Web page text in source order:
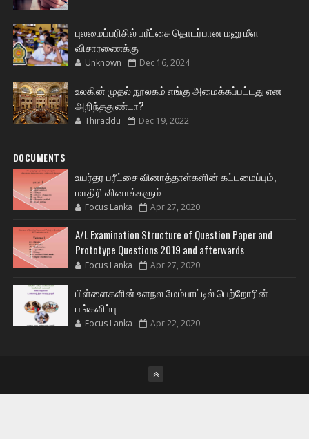
புலமைப்பரிசில் பரீட்சை தொடர்பான மனு மீள
விசாரணைக்கு
Unknown Dec 16, 2024
உலகின் முதல் நூலகம் எங்கு அமைக்கப்பட்டது என
அறிந்ததுண்டா?
Thiraddu Dec 19, 2022
DOCUMENTS
உயர்தர பரீட்சை வினாத்தாள்களின் கட்டமைப்பும்,
மாதிரி வினாக்களும்
Focus Lanka Apr 27, 2020
A/L Examination Structure of Question Paper and
Prototype Questions 2019 and afterwards
Focus Lanka Apr 27, 2020
பிள்ளைகளின் உளநல மேம்பாட்டில் பெற்றோரின்
பங்களிப்பு
Focus Lanka Apr 22, 2020